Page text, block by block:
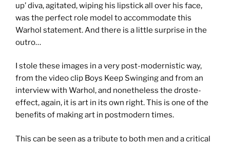
up’ diva, agitated, wiping his lipstick all over his face,
was the perfect role model to accommodate this
Warhol statement. And there is a little surprise in the
outro…
I stole these images in a very post-modernistic way,
from the video clip Boys Keep Swinging and from an
interview with Warhol, and nonetheless the droste-
effect, again, it is art in its own right. This is one of the
benefits of making art in postmodern times.
This can be seen as a tribute to both men and a critical